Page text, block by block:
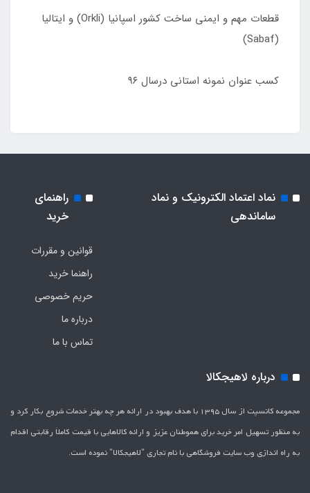
قطعات مهم و ایمنی ساخت کشور اسپانیا (Orkli) و ایتالیا
(Sabaf)
کسب عنوان نمونه استانی درسال ٩۶
نماد اعتماد الکترونیک و نماد
ساماندهی
راهنمای
خرید
قوانین و مقررات
راهنما خرید
حریم خصوصی
درباره ما
تماس با ما
درباره لاهیجکالا
مجموعه کانسپت از سال 1395 با هدف بهبود در ارائه هر چه بهتر خدمات شروع بکار کرد و
به منظور تسهیل امر خرید برای هموطنان عزیز و ارائه کالاهایی با قیمت کاملاَ رقابتی اقدام
به راه اندازی وب سایت فروشگاهی با نام تجاری "لاهیج­کالا" نموده است.